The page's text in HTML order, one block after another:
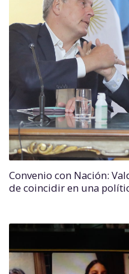
Convenio con Nación:
de coincidir en una